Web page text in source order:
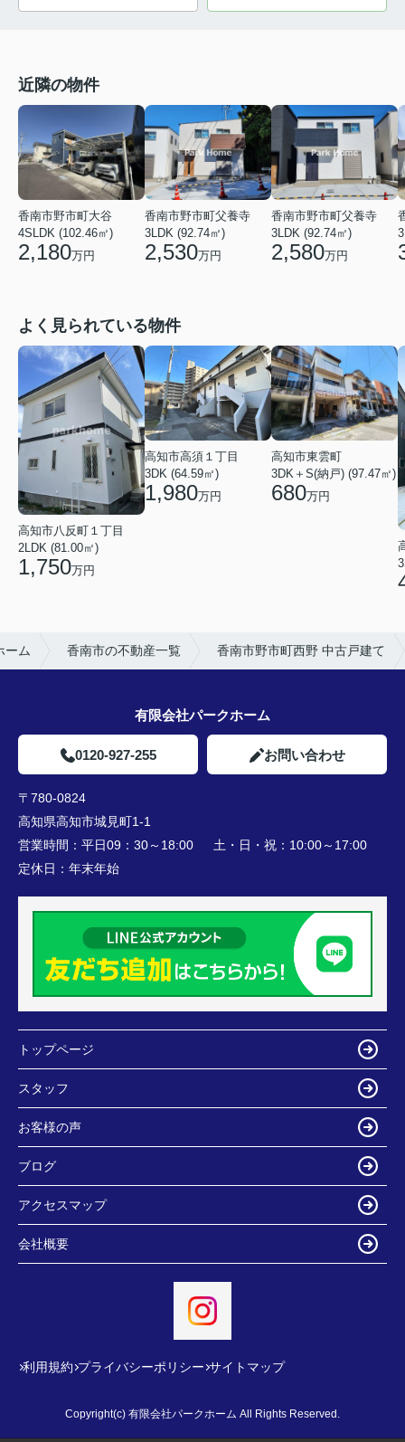
近隣の物件
香南市野市町大谷
4SLDK (102.46㎡)
2,180万円
香南市野市町父養寺
3LDK (92.74㎡)
2,530万円
香南市野市町父養寺
3LDK (92.74㎡)
2,580万円
よく見られている物件
高知市八反町１丁目
2LDK (81.00㎡)
1,750万円
高知市高須１丁目
3DK (64.59㎡)
1,980万円
高知市東雲町
3DK＋S(納戸) (97.47㎡)
680万円
ーム 香南市の不動産一覧 香南市野市町西野 中古戸建て
有限会社パークホーム
0120-927-255 お問い合わせ
〒780-0824
高知県高知市城見町1-1
営業時間： 平日09：30～18:00 土・日・祝：10:00～17:00
定休日： 年末年始
トップページ
スタッフ
お客様の声
ブログ
アクセスマップ
会社概要
利用規約 プライバシーポリシー サイトマップ
Copyright(c) 有限会社パークホーム All Rights Reserved.